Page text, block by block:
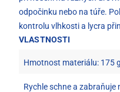
odpočinku nebo na túře.
kontrolu vlhkosti a lycra
VLASTNOSTI
Hmotnost materiálu: 175
Rychle schne a zabraňuje